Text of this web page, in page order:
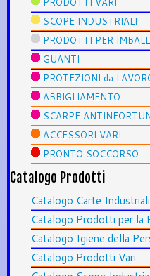
SCOPE INDUSTRIALI
PRODOTTI PER
GUANTI
PROTEZIONI da
ABBIGLIAMENTO
SCARPE
ACCESSORI VARI
PRONTO SOCCORSO
Catalogo Prodotti
Catalogo Carte Industriali
Catalogo Prodotti per la
Catalogo Igiene della
Catalogo Prodotti Vari